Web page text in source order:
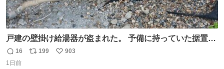
戸建の壁掛け給湯器が盗まれた。 予備に持っていた据置給
湯器があったのでガスやさんに設置してもらった。 工事費
9万円。 痛い出費。 防犯カメラ設置した。 物騒な時代にな
返
信
16
リ
199
い
903
1日前